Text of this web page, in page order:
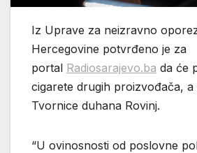
Iz Uprave za neizravno
Hercegovine potvrđeno je za
portal Radiosarajevo.ba da će
cigarete drugih proizvođača, a
Tvornice duhana Rovinj.
“U ovinosnosti od poslovne